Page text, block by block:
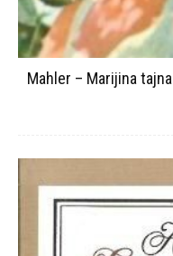
Mahler – Marijina tajna